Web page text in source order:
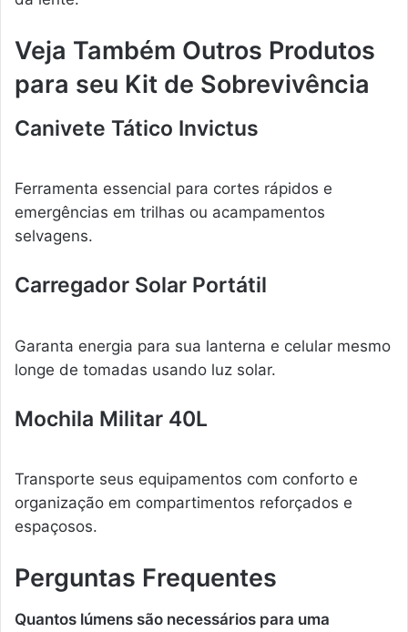
Veja Também Outros Produtos
para seu Kit de Sobrevivência
Canivete Tático Invictus
Ferramenta essencial para cortes rápidos e
emergências em trilhas ou acampamentos
selvagens.
Carregador Solar Portátil
Garanta energia para sua lanterna e celular mesmo
longe de tomadas usando luz solar.
Mochila Militar 40L
Transporte seus equipamentos com conforto e
organização em compartimentos reforçados e
espaçosos.
Perguntas Frequentes
Quantos lúmens são necessários para uma